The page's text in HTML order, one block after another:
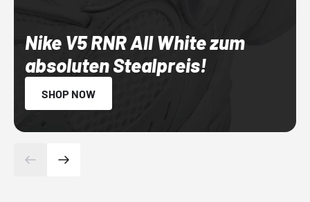
Nike V5 RNR All White zum
absoluten Stealpreis!
SHOP NOW